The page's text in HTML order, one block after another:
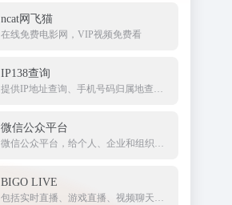
ncat网飞猫
在线免费电影网，VIP视频免费看
IP138查询
提供IP地址查询、手机号码归属地查询、邮政编码查询及身份证号码验证等服务
微信公众平台
微信公众平台，给个人、企业和组织提供业务服务与用户管理能力的全新服务平台。
BIGO LIVE
包括实时直播、游戏直播、视频聊天、礼物打赏、PK对战等 bigolive